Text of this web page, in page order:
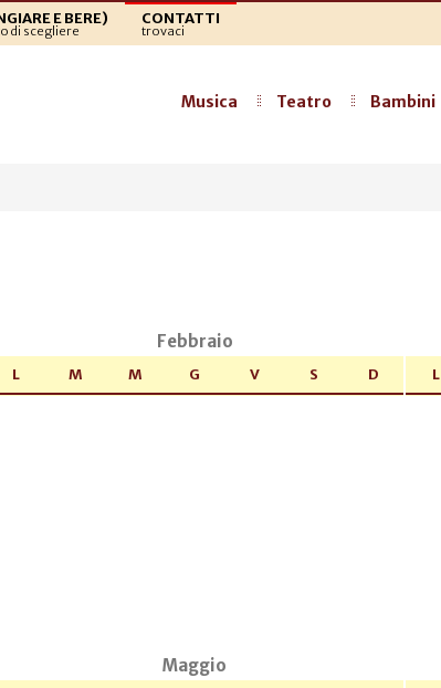
E BERE)
di scegliere
CONTATTI
trovaci
Musica Teatro Bambini
Febbraio
L M M G V S D L
Maggio